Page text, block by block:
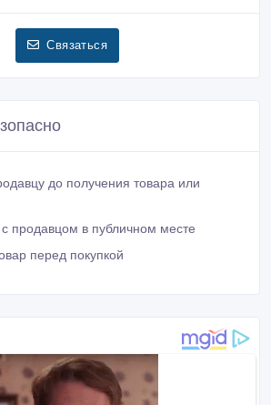
Связаться
до получения товара или
с продавцом в публичном месте
перед покупкой